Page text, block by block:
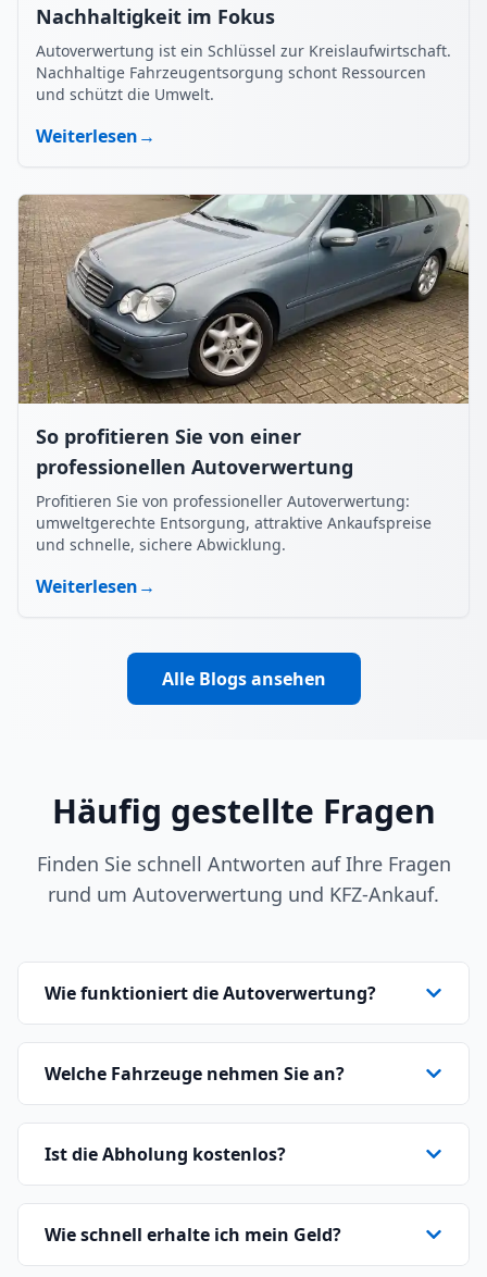
Nachhaltigkeit im Fokus
Autoverwertung ist ein Schlüssel zur Kreislaufwirtschaft.
Nachhaltige Fahrzeugentsorgung schont Ressourcen
und schützt die Umwelt.
Weiterlesen→
So profitieren Sie von einer
professionellen Autoverwertung
Profitieren Sie von professioneller Autoverwertung:
umweltgerechte Entsorgung, attraktive Ankaufspreise
und schnelle, sichere Abwicklung.
Weiterlesen→
Alle Blogs ansehen
Häufig gestellte Fragen
Finden Sie schnell Antworten auf Ihre Fragen
rund um Autoverwertung und KFZ-Ankauf.
Wie funktioniert die Autoverwertung?
Welche Fahrzeuge nehmen Sie an?
Ist die Abholung kostenlos?
Wie schnell erhalte ich mein Geld?